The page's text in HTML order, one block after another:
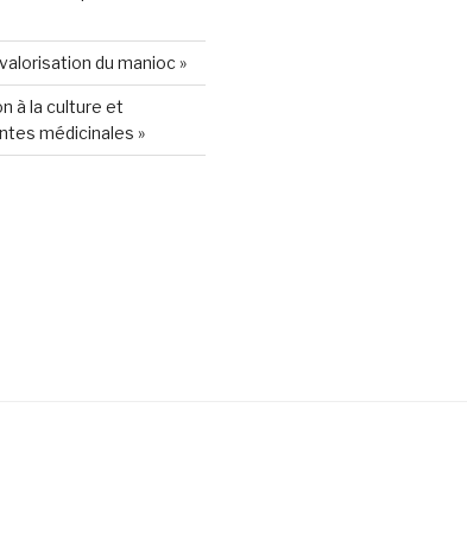
du manioc »
à la culture et
médicinales »